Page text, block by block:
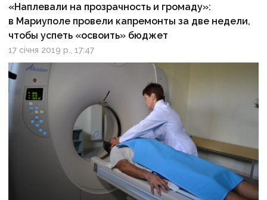
«Наплевали на прозрачность и громаду»:
в Мариуполе провели капремонты за две недели,
чтобы успеть «освоить» бюджет
17 січня 2019 р., 17:47